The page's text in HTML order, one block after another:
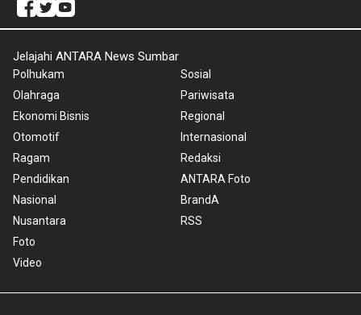
Jelajahi ANTARA News Sumbar
Polhukam
Olahraga
Ekonomi Bisnis
Otomotif
Ragam
Pendidikan
Nasional
Nusantara
Foto
Video
Sosial
Pariwisata
Regional
Internasional
Redaksi
ANTARA Foto
BrandA
RSS